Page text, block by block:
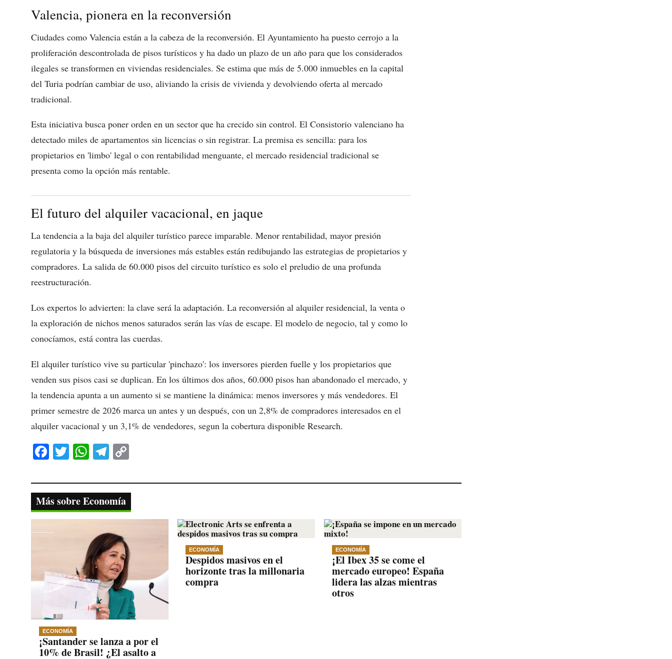
Valencia, pionera en la reconversión
Ciudades como Valencia están a la cabeza de la reconversión. El Ayuntamiento ha puesto cerrojo a la
proliferación descontrolada de pisos turísticos y ha dado un plazo de un año para que los considerados
ilegales se transformen en viviendas residenciales. Se estima que más de 5.000 inmuebles en la capital
del Turia podrían cambiar de uso, aliviando la crisis de vivienda y devolviendo oferta al mercado
tradicional.
Esta iniciativa busca poner orden en un sector que ha crecido sin control. El Consistorio valenciano ha
detectado miles de apartamentos sin licencias o sin registrar. La premisa es sencilla: para los
propietarios en 'limbo' legal o con rentabilidad menguante, el mercado residencial tradicional se
presenta como la opción más rentable.
El futuro del alquiler vacacional, en jaque
La tendencia a la baja del alquiler turístico parece imparable. Menor rentabilidad, mayor presión
regulatoria y la búsqueda de inversiones más estables están redibujando las estrategias de propietarios y
compradores. La salida de 60.000 pisos del circuito turístico es solo el preludio de una profunda
reestructuración.
Los expertos lo advierten: la clave será la adaptación. La reconversión al alquiler residencial, la venta o
la exploración de nichos menos saturados serán las vías de escape. El modelo de negocio, tal y como lo
conocíamos, está contra las cuerdas.
El alquiler turístico vive su particular 'pinchazo': los inversores pierden fuelle y los propietarios que
venden sus pisos casi se duplican. En los últimos dos años, 60.000 pisos han abandonado el mercado, y
la tendencia apunta a un aumento si se mantiene la dinámica: menos inversores y más vendedores. El
primer semestre de 2026 marca un antes y un después, con un 2,8% de compradores interesados en el
alquiler vacacional y un 3,1% de vendedores, segun la cobertura disponible Research.
Fa
bo
ok
T
tte
r
W
ts
A
pp
Te
gr
a
m
y
Li
nk
Más sobre Economía
ECONOMÍA
¡Santander se lanza a por el
10% de Brasil! ¿El asalto a
ECONOMÍA
Despidos masivos en el
horizonte tras la millonaria
compra
ECONOMÍA
¡El Ibex 35 se come el
mercado europeo! España
lidera las alzas mientras
otros